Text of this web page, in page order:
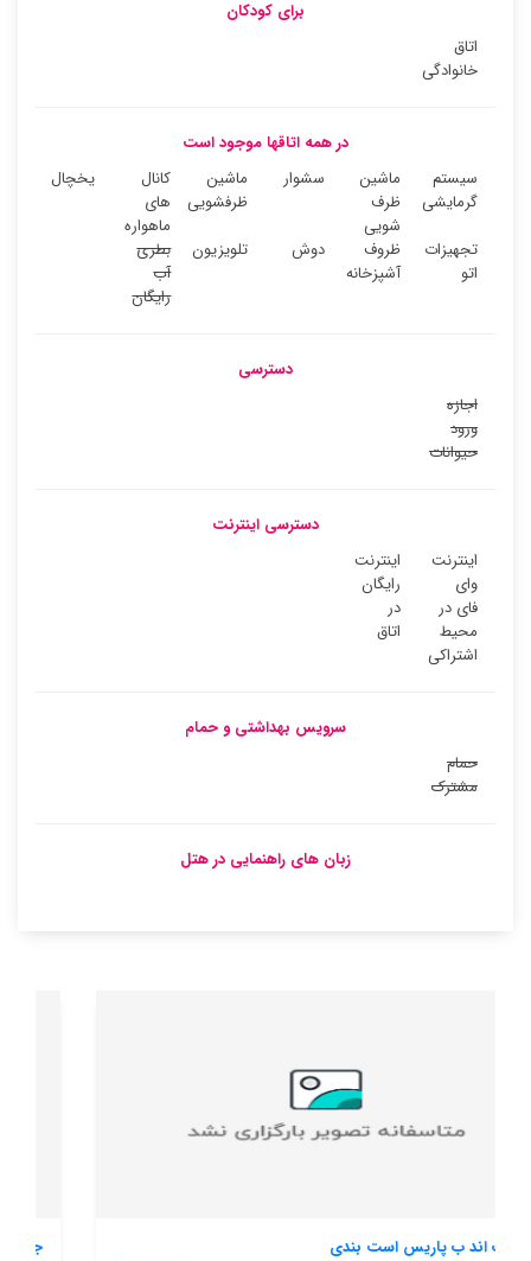
برای کودکان
اتاق
خانوادگی
در همه اتاقها موجود است
سیستم
گرمایشی
ماشین
ظرف
شویی
سشوار
ماشین
ظرفشویی
کانال
های
ماهواره
یخچال
تجهیزات
اتو
ظروف
آشپزخانه
دوش تلویزیون
بطری
آب
رایگان
دسترسی
اجازه
ورود
حیوانات
دسترسی اینترنت
اینترنت
وای
فای در
محیط
اشتراکی
اینترنت
رایگان
در
اتاق
سرویس بهداشتی و حمام
حمام
مشترک
زبان های راهنمایی در هتل
جانیپر هاوس